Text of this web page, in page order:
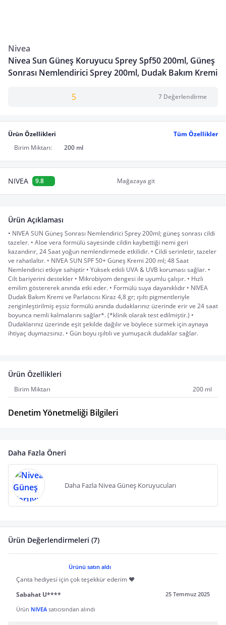
Nivea
Nivea Sun Güneş Koruyucu Sprey Spf50 200ml, Güneş
Sonrası Nemlendirici Sprey 200ml, Dudak Bakım Kremi
5 7 Değerlendirme
Ürün Özellikleri
Tüm Özellikler
Birim Miktarı:
200 ml
NIVEA 9.8 Mağazaya git
Ürün Açıklaması
• NIVEA SUN Güneş Sonrası Nemlendirici Sprey 200ml; güneş sonrası cildi
tazeler. • Aloe vera formülü sayesinde cildin kaybettiği nemi geri
kazandırır, 24 Saat yoğun nemlendirmede etkilidir. • Cildi serinletir, tazeler
ve rahatlaltır. • NIVEA SUN SPF 50+ Güneş Kremi 200 ml; 48 Saat
Nemlendirici etkiye sahiptir • Yüksek etkili UVA & UVB koruması sağlar. •
Cilt bariyerini destekler • Mikrobiyom dengesi ile uyumlu çalışır. • Hızlı
emilim göstererek anında etki eder. • Formülü suya dayanıklıdır • NIVEA
Dudak Bakım Kremi ve Parlatıcısı Kiraz 4,8 gr; ışıltı pigmentleriyle
zenginleştirilmiş eşsiz formülü anında dudaklarınız üzerinde erir ve 24 saat
boyunca nemli kalmalarını sağlar*. (*klinik olarak test edilmiştir.) •
Dudaklarınız üzerinde eşit şekilde dağılır ve böylece sürmek için aynaya
ihtiyaç duymazsınız. • Gün boyu ışıltılı ve yumuşacık dudaklar sağlar.
Ürün Özellikleri
Birim Miktarı 200 ml
Denetim Yönetmeliği Bilgileri
Daha Fazla Öneri
Daha Fazla Nivea Güneş Koruyucuları
Ürün Değerlendirmeleri (7)
Ürünü satın aldı
Çanta hediyesi için çok teşekkür ederim ♥️
Sabahat U****
25 Temmuz 2025
Ürün NIVEAsatıcısından alındı